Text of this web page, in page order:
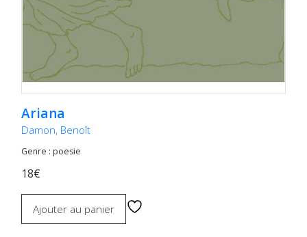
Ariana
Damon, Benoît
Genre : poesie
18€
Ajouter au panier